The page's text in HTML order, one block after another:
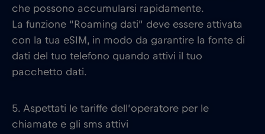
che possono accumularsi rapidamente.
La funzione “Roaming dati” deve essere attivata
con la tua eSIM, in modo da garantire la fonte di
dati del tuo telefono quando attivi il tuo
pacchetto dati.
5. Aspettati le tariffe dell’operatore per le
chiamate e gli sms attivi